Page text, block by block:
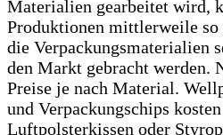
Materialien gearbeitet wird,
Produktionen mittlerweile so
die Verpackungsmaterialien
den Markt gebracht werden.
Preise je nach Material.
und Verpackungschips
Luftpolsterkissen oder